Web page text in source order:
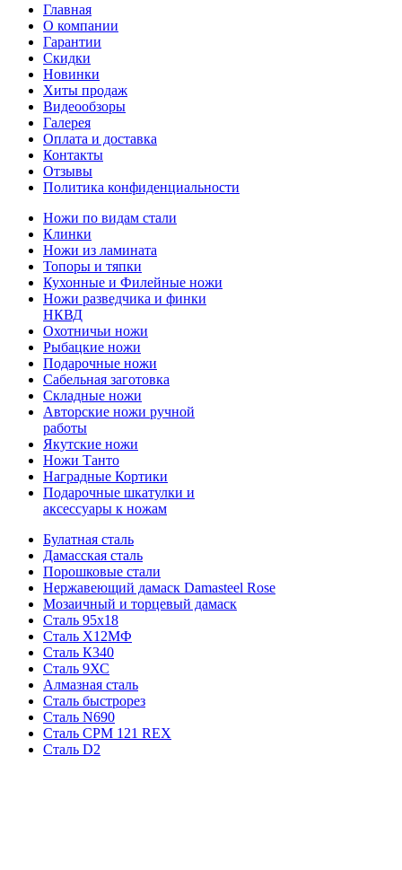
Главная
О компании
Гарантии
Скидки
Новинки
Хиты продаж
Видеообзоры
Галерея
Оплата и доставка
Контакты
Отзывы
Политика конфиденциальности
Ножи по видам стали
Клинки
Ножи из ламината
Топоры и тяпки
Кухонные и Филейные ножи
Ножи разведчика и финки
НКВД
Охотничьи ножи
Рыбацкие ножи
Подарочные ножи
Сабельная заготовка
Складные ножи
Авторские ножи ручной
работы
Якутские ножи
Ножи Танто
Наградные Кортики
Подарочные шкатулки и
аксессуары к ножам
Булатная сталь
Дамасская сталь
Порошковые стали
Нержавеющий дамаск Damasteel Rose
Мозаичный и торцевый дамаск
Сталь 95х18
Сталь Х12МФ
Сталь К340
Сталь 9ХС
Алмазная сталь
Сталь быстрорез
Сталь N690
Сталь CPM 121 REX
Сталь D2